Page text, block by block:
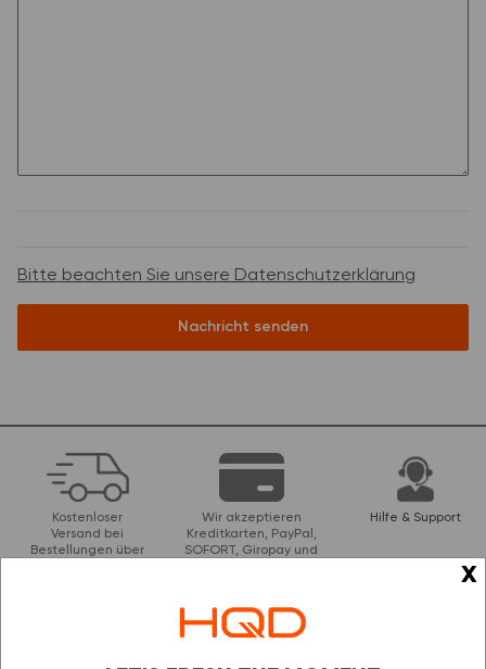
Bitte beachten Sie unsere Datenschutzerklärung
Nachricht senden
Kostenloser
Versand bei
Bestellungen über
Wir akzeptieren
Kreditkarten, PayPal,
SOFORT, Giropay und
Hilfe & Support
x